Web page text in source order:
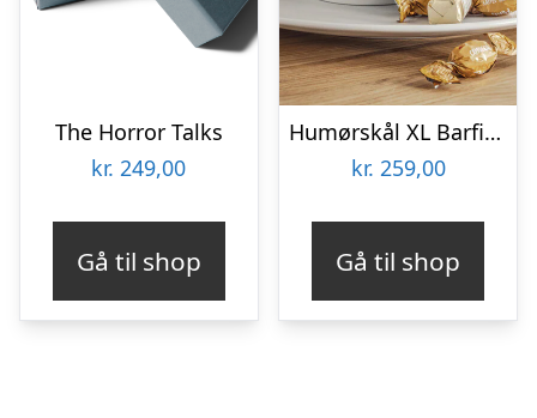
The Horror Talks
kr. 249,00
Gå til shop
Humørskål XL Barfing – Tassen
kr. 259,00
Gå til shop